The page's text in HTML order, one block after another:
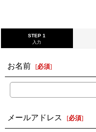
STEP 1
入力
お名前 [必須]
メールアドレス [必須]